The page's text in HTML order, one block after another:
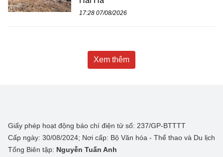
17:28 07/08/2026
Xem thêm
Giấy phép hoạt động báo chí điện tử số: 237/GP-BTTTT
Cấp ngày: 30/08/2024; Nơi cấp: Bộ Văn hóa - Thể thao và Du lịch
Tổng Biên tập: Nguyễn Tuấn Anh